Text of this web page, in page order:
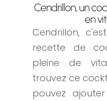
Cendrillon, un
en
Cendrillon,
recette de
pleine de
trouvez ce
pouvez